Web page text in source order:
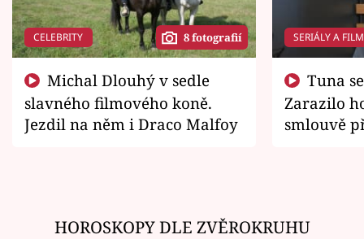
CELEBRITY 8 fotografií
slavného filmového koně.
Jezdil na něm i Draco Malfoy
SERIÁLY A
Zarazilo
smlouvě
HOROSKOPY DLE ZVĚROKRUHU